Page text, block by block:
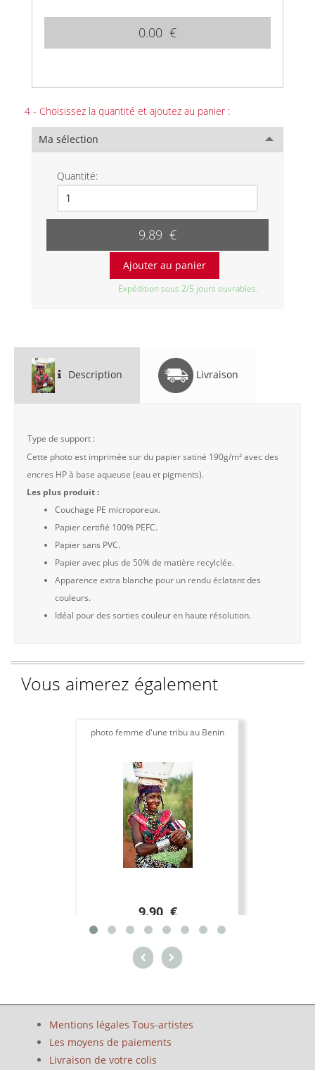
0.00 €
4 - Choisissez la quantité et ajoutez au panier :
Ma sélection
Quantité:
9.89 €
Expédition sous 2/5 jours ouvrables.
Description Livraison
Type de support :
Cette photo est imprimée sur du papier satiné 190g/m² avec des
encres HP à base aqueuse (eau et pigments).
Les plus produit :
Couchage PE microporeux.
Papier certifié 100% PEFC.
Papier sans PVC.
Papier avec plus de 50% de matière recylclée.
Apparence extra blanche pour un rendu éclatant des
couleurs.
Idéal pour des sorties couleur en haute résolution.
Vous aimerez également
photo femme d'une tribu au Benin
9.90 €
Mentions légales Tous-artistes
Les moyens de paiements
Livraison de votre colis